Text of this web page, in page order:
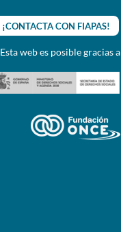
¡CONTACTA CON FIAPAS!
Esta web es posible gracias a